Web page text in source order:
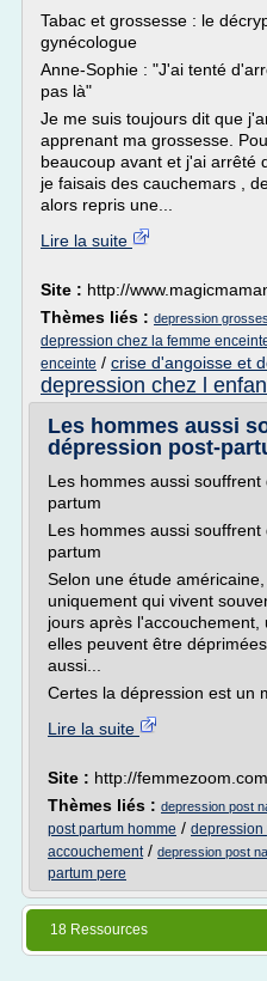
Tabac et grossesse : le
gynécologue
Anne-Sophie : "J'ai tenté
pas là"
Je me suis toujours dit que
apprenant ma grossesse.
beaucoup avant et j'ai arrêté
je faisais des cauchemars ,
alors repris une...
Lire la suite
Site : http://
Thèmes liés : depression
depression chez la femme
enceinte / crise d'angoisse et
depression chez l
Les hommes aussi
dépression post-
Les hommes aussi
partum
Les hommes aussi
partum
Selon une étude
uniquement qui vivent
jours après
elles peuvent être
aussi...
Certes la dépression est un
Lire la suite
Site : http://femmezoom.com
Thèmes liés : depression post
post partum homme / depression
accouchement/ depression post
partum pere
18 Ressources